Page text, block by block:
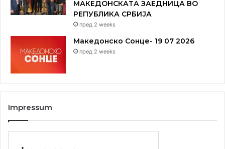
МАКЕДОНСКАТА ЗАЕДНИЦА ВО
РЕПУБЛИКА СРБИЈА
пред 2 weeks
Македонско Сонце- 19 07 2026
пред 2 weeks
Impressum